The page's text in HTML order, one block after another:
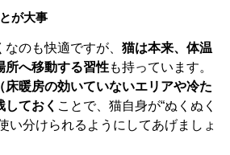
が大事
のも快適ですが、 猫は本来、体温
所へ移動する習性も持っています。
床暖房の効いていないエリアや冷た
ておく ことで、猫自身が“ぬくぬく
い分けられるようにしてあげましょ